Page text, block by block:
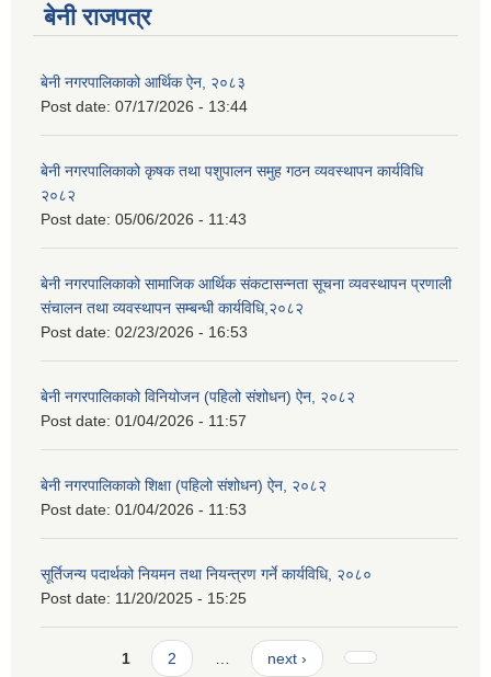
बेनी राजपत्र
बेनी नगरपालिकाको आर्थिक ऐन, २०८३
Post date: 07/17/2026 - 13:44
बेनी नगरपालिकाको कृषक तथा पशुपालन समुह गठन व्यवस्थापन कार्यविधि
२०८२
Post date: 05/06/2026 - 11:43
बेनी नगरपालिकाको सामाजिक आर्थिक संकटासन्नता सूचना व्यवस्थापन प्रणाली
संचालन तथा व्यवस्थापन सम्बन्धी कार्यविधि,२०८२
Post date: 02/23/2026 - 16:53
बेनी नगरपालिकाको विनियोजन (पहिलो संशोधन) ऐन, २०८२
Post date: 01/04/2026 - 11:57
बेनी नगरपालिकाको शिक्षा (पहिलो संशोधन) ऐन, २०८२
Post date: 01/04/2026 - 11:53
सूर्तिजन्य पदार्थको नियमन तथा नियन्त्रण गर्ने कार्यविधि, २०८०
Post date: 11/20/2025 - 15:25
Pages1 2 next ›